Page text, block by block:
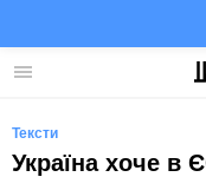
Меню
Тексти
Україна хоче в